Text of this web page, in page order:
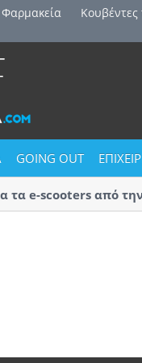
Φαρμακεία
GOING OUT
e-scooters από την